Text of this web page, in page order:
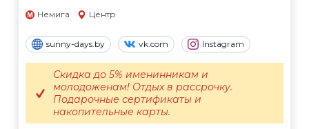
Немига Центр
sunny-days.by vk.com Instagram
Скидка до 5% именинникам и
молодоженам! Отдых в рассрочку.
Подарочные сертификаты и
накопительные карты.